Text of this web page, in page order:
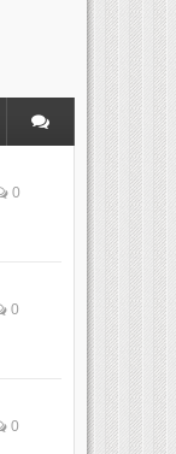
0
0
0